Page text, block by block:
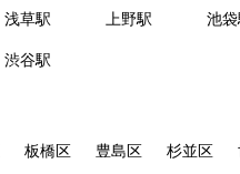
サービスの利用の促進を目的と
LIVINGご契約にあたり取得す
賃貸借契約（以下「賃貸借契
浅草駅 上野駅 池
渋谷駅
板橋区 豊島区 杉並区